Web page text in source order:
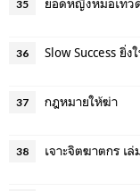
35 ยอดหญิงหมอเทว
36 Slow Success ยิ่
37 กฎหมายให้ฆ่า
38 เจาะจิตฆาตกร เ